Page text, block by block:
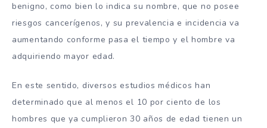
benigno, como bien lo indica su nombre, que no posee
riesgos cancerígenos, y su prevalencia e incidencia va
aumentando conforme pasa el tiempo y el hombre va
adquiriendo mayor edad.
En este sentido, diversos estudios médicos han
determinado que al menos el 10 por ciento de los
hombres que ya cumplieron 30 años de edad tienen un